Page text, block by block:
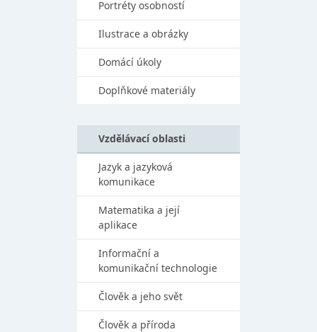
Portréty osobností
Ilustrace a obrázky
Domácí úkoly
Doplňkové materiály
Vzdělávací oblasti
Jazyk a jazyková
komunikace
Matematika a její
aplikace
Informační a
komunikační technologie
Člověk a jeho svět
Člověk a příroda